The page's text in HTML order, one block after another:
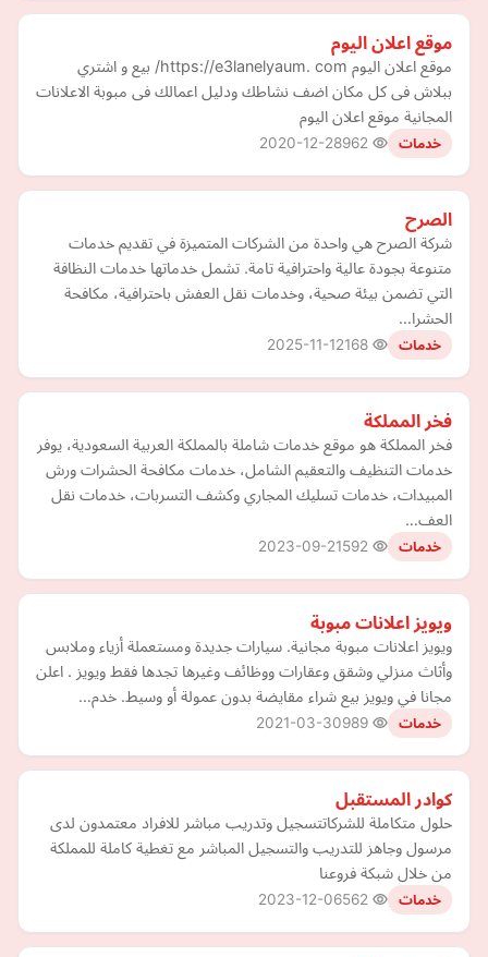
موقع اعلان اليوم
موقع اعلان اليوم https://e3lanelyaum. com/ بيع و اشتري
ببلاش فى كل مكان اضف نشاطك ودليل اعمالك فى مبوبة الاعلانات
المجانية موقع اعلان اليوم
خدمات 2020-12-28
الصرح
شركة الصرح هي واحدة من الشركات المتميزة في تقديم خدمات
متنوعة بجودة عالية واحترافية تامة. تشمل خدماتها خدمات النظافة
التي تضمن بيئة صحية، وخدمات نقل العفش باحترافية، مكافحة
الحشرا…
خدمات 2025-11-12
فخر المملكة
فخر المملكة هو موقع خدمات شاملة بالمملكة العربية السعودية، يوفر
خدمات التنظيف والتعقيم الشامل، خدمات مكافحة الحشرات ورش
المبيدات، خدمات تسليك المجاري وكشف التسربات، خدمات نقل
العف…
خدمات 2023-09-21
ويويز اعلانات مبوبة
ويويز اعلانات مبوبة مجانية. سيارات جديدة ومستعملة أزياء وملابس
وأثاث منزلي وشقق وعقارات ووظائف وغيرها تجدها فقط ويويز . اعلن
مجانا في ويويز بيع شراء مقايضة بدون عمولة أو وسيط. خدم…
خدمات 2021-03-30
كوادر المستقبل
حلول متكاملة للشركاتتسجيل وتدريب مباشر للافراد معتمدون لدى
مرسول وجاهز للتدريب والتسجيل المباشر مع تغطية كاملة للمملكة
من خلال شبكة فروعنا
خدمات 2023-12-06